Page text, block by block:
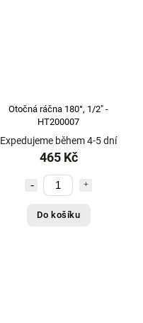
Otočná ráčna 180°, 1/2" -
HT200007
Expedujeme během 4-5 dní
465 Kč
Do košíku